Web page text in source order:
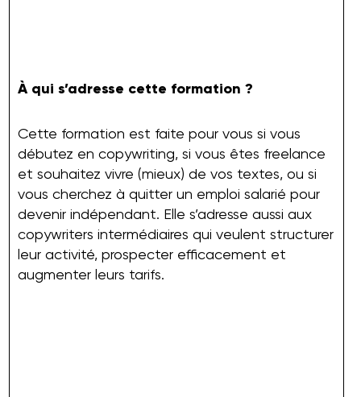
À qui s’adresse cette formation ?
Cette formation est faite pour vous si vous
débutez en copywriting, si vous êtes freelance
et souhaitez vivre (mieux) de vos textes, ou si
vous cherchez à quitter un emploi salarié pour
devenir indépendant. Elle s’adresse aussi aux
copywriters intermédiaires qui veulent structurer
leur activité, prospecter efficacement et
augmenter leurs tarifs.